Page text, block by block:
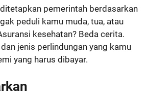
pemerintah berdasarkan
peduli kamu muda, tua, atau
kesehatan? Beda cerita.
jenis perlindungan yang kamu
yang harus dibayar.